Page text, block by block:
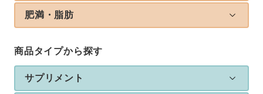
肥満・脂肪
商品タイプから探す
サプリメント